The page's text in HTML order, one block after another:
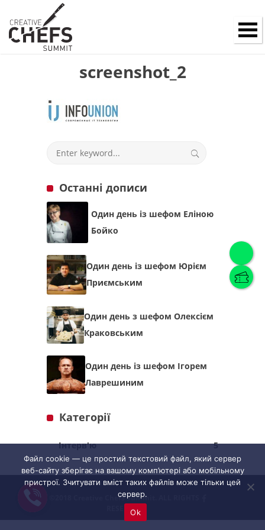
Українська(Українська
Українська
screenshot_2
Останні дописи
Один день із шефом Еліною
Бойко
Один день із шефом Юрієм
Приємським
Один день з шефом Олексієм
Краковським
Один день із шефом Ігорем
Лаврешиним
Категорії
Інтерв'ю 5
©2018 Creative Chefs Summit. ALL RIGHTS
RESERVED
Файл cookie — це простий текстовий файл, який сервер
веб-сайту зберігає на вашому комп’ютері або мобільному
пристрої. Зчитувати вміст таких файлів може тільки цей
сервер.
Ok